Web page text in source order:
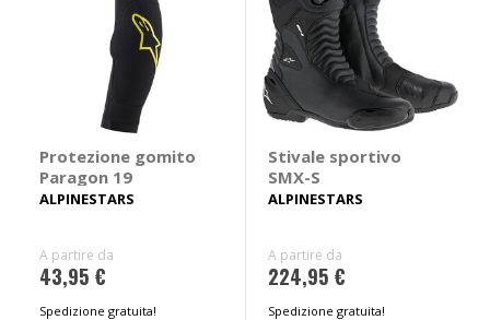
Protezione gomito
Paragon 19
ALPINESTARS
A partire da
43,95 €
Spedizione gratuita!
Stivale sportivo
SMX-S
ALPINESTARS
A partire da
224,95 €
Spedizione gratuita!